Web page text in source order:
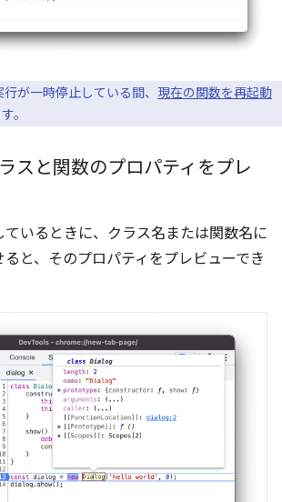
行が一時停止している間、 現在の関数を再起動
。
スと関数のプロパティをプレ
ているときに、クラス名または関数名に
と、そのプロパティをプレビューでき